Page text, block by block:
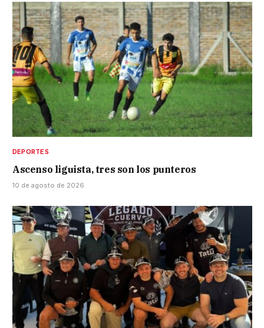
DEPORTES
Ascenso liguista, tres son los punteros
10 de agosto de 2026